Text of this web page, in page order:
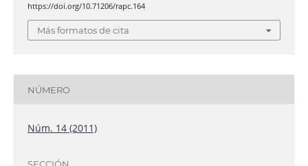
https://doi.org/10.71206/rapc.164
Más formatos de cita
NÚMERO
Núm. 14 (2011)
SECCIÓN